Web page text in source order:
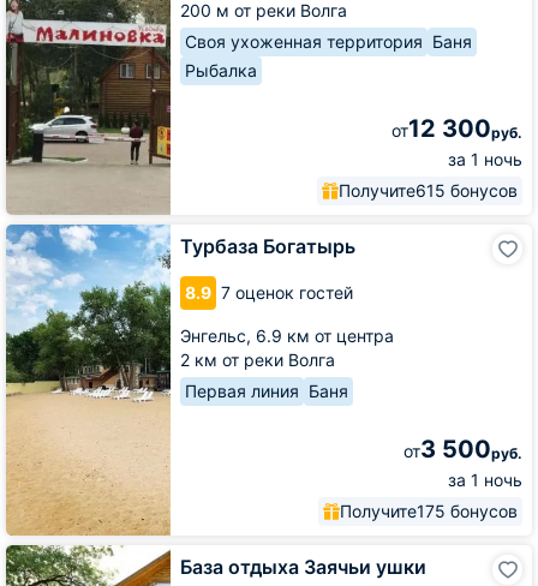
200 м от реки Волга
Своя ухоженная территория Баня
Рыбалка
от12 300руб.
за 1 ночь
Получите615 бонусов
Турбаза Богатырь
8.9 7 оценок гостей
Энгельс, 6.9 км от центра
2 км от реки Волга
Первая линия Баня
от3 500руб.
за 1 ночь
Получите175 бонусов
Турбаза
Богатырь
База отдыха Заячьи ушки
База
отдыха